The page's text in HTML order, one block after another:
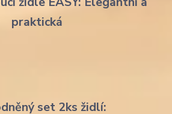
praktická
set 2ks židlí: